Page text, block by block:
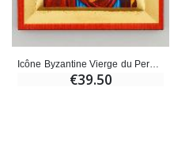
Icône Byzantine Vierge du Perpétuel Secours Peinte à la Main - 13cm
€39.50